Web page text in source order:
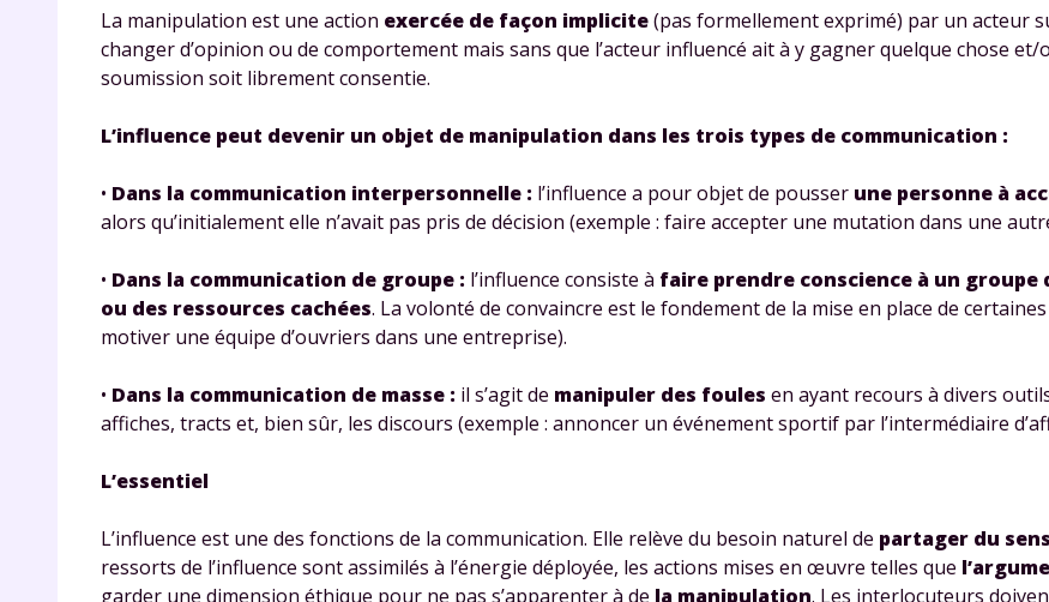
La manipulation est une action exercée de façon implicite(pas formellement exprimé) par un acteur
changer d’opinion ou de comportement mais sans que l’acteur influencé ait à y gagner quelque chose et/
soumission soit librement consentie.
L’influence peut devenir un objet de manipulation dans les trois types de communication :
• Dans la communication interpersonnelle : l’influence a pour objet de pousser une personne à
alors qu’initialement elle n’avait pas pris de décision (exemple : faire accepter une mutation dans une
• Dans la communication de groupe : l’influence consiste à faire prendre conscience à un groupe
ou des ressources cachées. La volonté de convaincre est le fondement de la mise en place de
motiver une équipe d’ouvriers dans une entreprise).
• Dans la communication de masse : il s’agit de manipuler des foules en ayant recours à divers
affiches, tracts et, bien sûr, les discours (exemple : annoncer un événement sportif par l’intermédiaire
L’essentiel
L’influence est une des fonctions de la communication. Elle relève du besoin naturel de partager du
ressorts de l’influence sont assimilés à l’énergie déployée, les actions mises en œuvre telles que
garder une dimension éthique pour ne pas s’apparenter à de la manipulation. Les interlocuteurs
Fiches de cours et vidéos,
exercices corrigés,
parents pour suivre les
Tout le programme
du CP à la Terminale
par tchat, audio ou
* Votre code d'accès sera envoyé à cette adresse e-mail. En renseignant votre e-
consentez à ce que vos données à caractère personnel soient traitées par SEJER,
vos droits, vous pouvez consulternotre charte.
Votre adresse e-mail sera exclusivement utilisée pour vous envoyer notre
newsletter. Vous pourrez vous désinscrire à tout moment, à travers le
désinscription présent dans chaque newsletter. Pour en savoir plus sur